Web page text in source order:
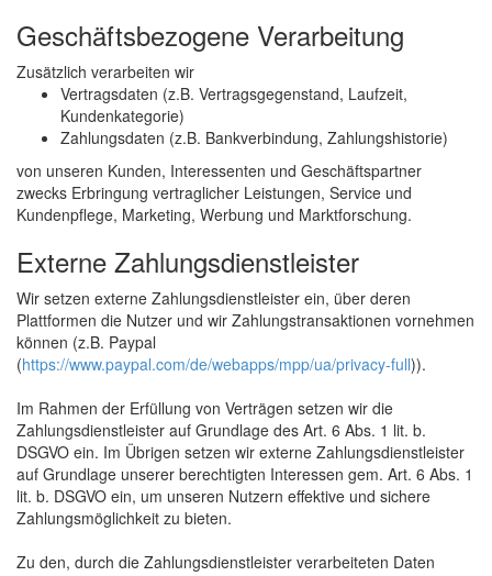
Geschäftsbezogene Verarbeitung
Zusätzlich verarbeiten wir
Vertragsdaten (z.B. Vertragsgegenstand, Laufzeit,
Kundenkategorie)
Zahlungsdaten (z.B. Bankverbindung, Zahlungshistorie)
von unseren Kunden, Interessenten und Geschäftspartner
zwecks Erbringung vertraglicher Leistungen, Service und
Kundenpflege, Marketing, Werbung und Marktforschung.
Externe Zahlungsdienstleister
Wir setzen externe Zahlungsdienstleister ein, über deren
Plattformen die Nutzer und wir Zahlungstransaktionen vornehmen
können (z.B. Paypal
(https://www.paypal.com/de/webapps/mpp/ua/privacy-full)).
Im Rahmen der Erfüllung von Verträgen setzen wir die
Zahlungsdienstleister auf Grundlage des Art. 6 Abs. 1 lit. b.
DSGVO ein. Im Übrigen setzen wir externe Zahlungsdienstleister
auf Grundlage unserer berechtigten Interessen gem. Art. 6 Abs. 1
lit. b. DSGVO ein, um unseren Nutzern effektive und sichere
Zahlungsmöglichkeit zu bieten.
Zu den, durch die Zahlungsdienstleister verarbeiteten Daten